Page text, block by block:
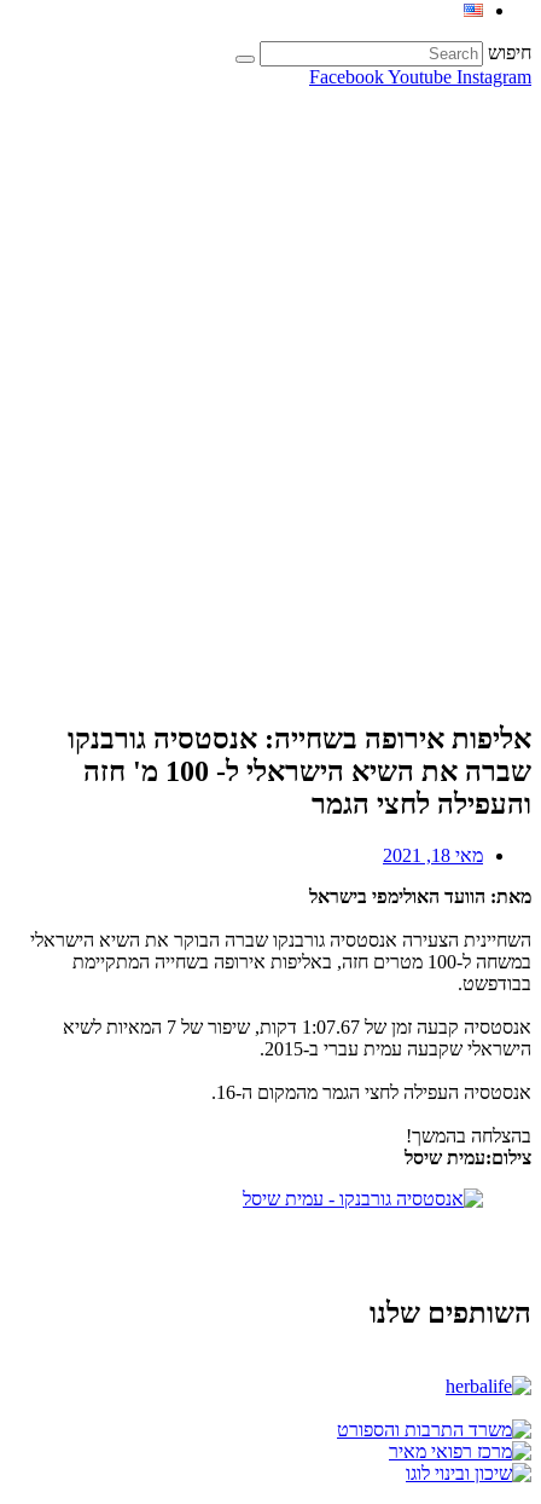
חיפוש
FacebookYoutube Instagram
אליפות אירופה בשחייה: אנסטסיה גורבנקו
שברה את השיא הישראלי ל- 100 מ' חזה
והעפילה לחצי הגמר
מאי 18, 2021
מאת: הוועד האולימפי בישראל
השחיינית הצעירה אנסטסיה גורבנקו שברה הבוקר את השיא הישראלי
במשחה ל-100 מטרים חזה, באליפות אירופה בשחייה המתקיימת
בבודפשט.
אנסטסיה קבעה זמן של 1:07.67 דקות, שיפור של 7 המאיות לשיא
הישראלי שקבעה עמית עברי ב-2015.
אנסטסיה העפילה לחצי הגמר מהמקום ה-16.
בהצלחה בהמשך!
צילום:עמית שיסל
השותפים שלנו